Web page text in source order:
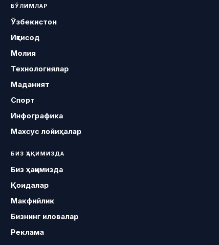
БЎЛИМЛАР
Ўзбекистон
Иқтисод
Молия
Технологиялар
Маданият
Спорт
Инфографика
Махсус лойиҳалар
БИЗ ҲАҚИМИЗДА
Биз ҳақимизда
Қоидалар
Макфийлик
Бизнинг иловалар
Реклама